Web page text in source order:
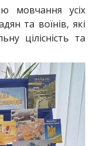
мовчання усіх
та воїнів, які
цілісність та